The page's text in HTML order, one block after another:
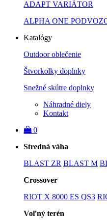
ADAPT VARIÁTOR
ALPHA ONE
Katalógy
Outdoor oblečenie
Štvorkolky doplnky
Snežné skútre doplnky
Náhradné diely
Kontakt
0
Stredná váha
BLAST ZR BLAST M
Crossover
RIOT X 8000 ES QS3
Voľný terén